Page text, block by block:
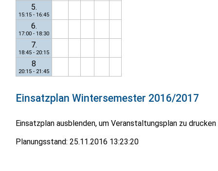
5.
15:15 - 16:45
6.
17:00 - 18:30
7.
18:45 - 20:15
8
20:15 - 21:45
Einsatzplan Wintersemester 2016/2017
Einsatzplan ausblenden, um Veranstaltungsplan zu drucken
Planungsstand: 25.11.2016 13:23:20